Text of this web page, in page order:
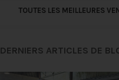
TOUTES LES MEILLEURES
DERNIERS ARTICLES DE